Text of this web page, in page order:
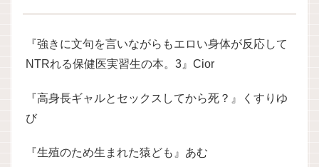
『強きに文句を言いながらもエロい身体が反応して
NTRれる保健医実習生の本。3』Cior
『高身長ギャルとセックスしてから死？』くすりゆ
び
『生殖のため生まれた猿ども』あむ